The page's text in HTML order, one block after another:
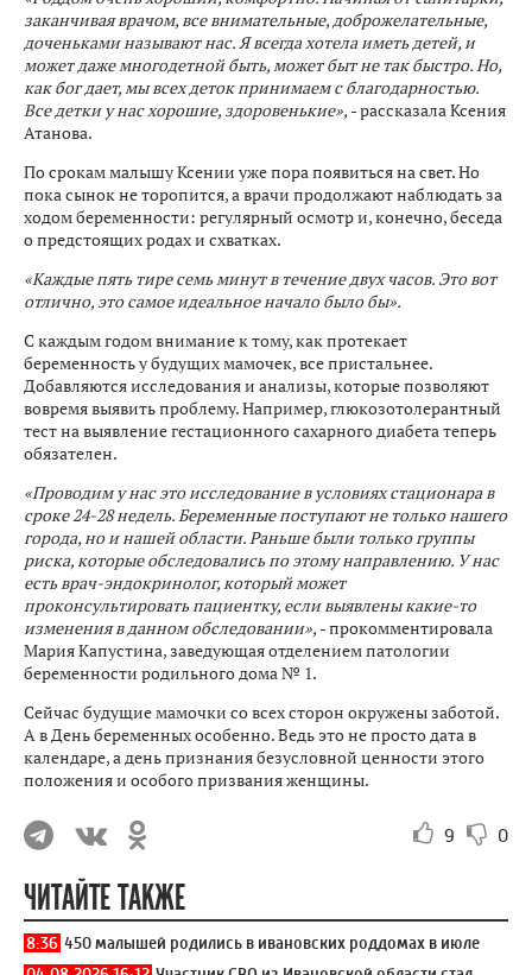
заканчивая врачом, все внимательные, доброжелательные,
доченьками называют нас. Я всегда хотела иметь детей, и
может даже многодетной быть, может быт не так быстро. Но,
как бог дает, мы всех деток принимаем с благодарностью.
Все детки у нас хорошие, здоровенькие», - рассказала Ксения
Атанова.
По срокам малышу Ксении уже пора появиться на свет. Но
пока сынок не торопится, а врачи продолжают наблюдать за
ходом беременности: регулярный осмотр и, конечно, беседа
о предстоящих родах и схватках.
«Каждые пять тире семь минут в течение двух часов. Это вот
отлично, это самое идеальное начало было бы».
С каждым годом внимание к тому, как протекает
беременность у будущих мамочек, все пристальнее.
Добавляются исследования и анализы, которые позволяют
вовремя выявить проблему. Например, глюкозотолерантный
тест на выявление гестационного сахарного диабета теперь
обязателен.
«Проводим у нас это исследование в условиях стационара в
сроке 24-28 недель. Беременные поступают не только нашего
города, но и нашей области. Раньше были только группы
риска, которые обследовались по этому направлению. У нас
есть врач-эндокринолог, который может
проконсультировать пациентку, если выявлены какие-то
изменения в данном обследовании», - прокомментировала
Мария Капустина, заведующая отделением патологии
беременности родильного дома № 1.
Сейчас будущие мамочки со всех сторон окружены заботой.
А в День беременных особенно. Ведь это не просто дата в
календаре, а день признания безусловной ценности этого
положения и особого призвания женщины.
9 0
ЧИТАЙТЕ ТАКЖЕ
8:36 450 малышей родились в ивановских роддомах в июле